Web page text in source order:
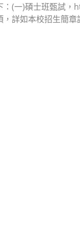
：(一)碩士班甄試
詳如本校招生簡